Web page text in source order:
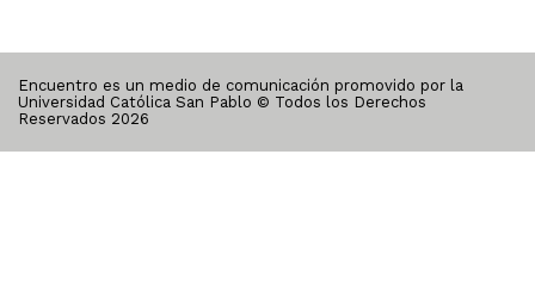
Encuentro es un medio de comunicación promovido por la
Universidad Católica San Pablo © Todos los Derechos
Reservados 2026